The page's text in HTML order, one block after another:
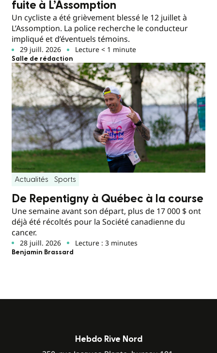
fuite à L’Assomption
Un cycliste a été grièvement blessé le 12 juillet à
L’Assomption. La police recherche le conducteur
impliqué et d’éventuels témoins.
29 juill. 2026 Lecture < 1 minute
Salle de rédaction
Actualités Sports
De Repentigny à Québec à la course
Une semaine avant son départ, plus de 17 000 $ ont
déjà été récoltés pour la Société canadienne du
cancer.
28 juill. 2026 Lecture : 3 minutes
Benjamin Brassard
Hebdo Rive Nord